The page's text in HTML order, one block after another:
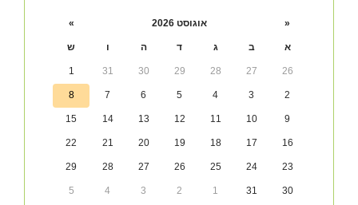
« אוגוסט 2026 »
א ב ג ד ה ו ש
26
27
28
29
30
31
1
2
3
4
5
6
7
8
9
10
11
12
13
14
15
16
17
18
19
20
21
22
23
24
25
26
27
28
29
30
31
1
2
3
4
5